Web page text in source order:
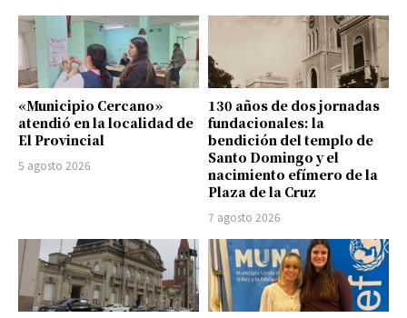
«Municipio Cercano»
atendió en la localidad de
El Provincial
5 agosto 2026
130 años de dos jornadas
fundacionales: la
bendición del templo de
Santo Domingo y el
nacimiento efímero de la
Plaza de la Cruz
7 agosto 2026